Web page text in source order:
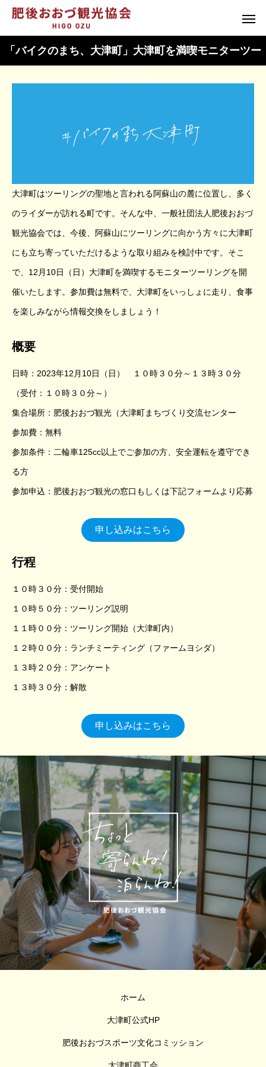
「バイクのまち、大津町」大津町を満喫モニターツー
リング
大津町はツーリングの聖地と言われる阿蘇山の麓に位置し、多く
のライダーが訪れる町です。そんな中、一般社団法人肥後おおづ
観光協会では、今後、阿蘇山にツーリングに向かう方々に大津町
にも立ち寄っていただけるような取り組みを検討中です。そこ
で、12月10日（日）大津町を満喫するモニターツーリングを開
催いたします。参加費は無料で、大津町をいっしょに走り、食事
を楽しみながら情報交換をしましょう！
概要
日時：2023年12月10日（日） １０時３０分～１３時３０分
（受付：１０時３０分～）
集合場所：肥後おおづ観光（大津町まちづくり交流センター
参加費：無料
参加条件：二輪車125cc以上でご参加の方、安全運転を遵守でき
る方
参加申込：肥後おおづ観光の窓口もしくは下記フォームより応募
申し込みはこちら
行程
１０時３０分：受付開始
１０時５０分：ツーリング説明
１１時００分：ツーリング開始（大津町内）
１２時００分：ランチミーティング（ファームヨシダ）
１３時２０分：アンケート
１３時３０分：解散
申し込みはこちら
ホーム
大津町公式HP
肥後おおづスポーツ文化コミッション